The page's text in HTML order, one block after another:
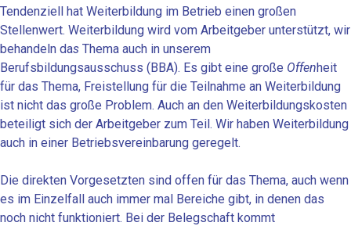
Tendenziell hat Weiterbildung im Betrieb einen großen
Stellenwert. Weiterbildung wird vom Arbeitgeber unterstützt, wir
behandeln das Thema auch in unserem
Berufsbildungsausschuss (BBA). Es gibt eine große Offenheit
für das Thema, Freistellung für die Teilnahme an Weiterbildung
ist nicht das große Problem. Auch an den Weiterbildungskosten
beteiligt sich der Arbeitgeber zum Teil. Wir haben Weiterbildung
auch in einer Betriebsvereinbarung geregelt.
Die direkten Vorgesetzten sind offen für das Thema, auch wenn
es im Einzelfall auch immer mal Bereiche gibt, in denen das
noch nicht funktioniert. Bei der Belegschaft kommt